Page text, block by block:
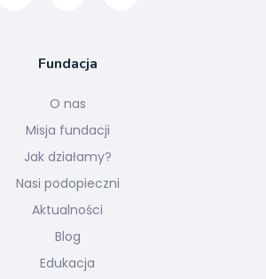
Fundacja
O nas
Misja fundacji
Jak działamy?
Nasi podopieczni
Aktualności
Blog
Edukacja